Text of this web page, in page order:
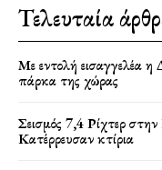
Τελευταία
Με εντολή εισαγγελέα η
πάρκα της χώρας
Σεισμός 7,4 Ρίχτερ
Κατέρρευσαν κτίρια